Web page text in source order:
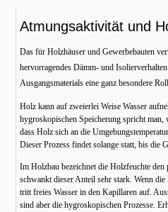
Atmungsaktivität und
Das für Holzhäuser und Gewerbebauten
hervorragendes Dämm- und
Ausgangsmaterials eine ganz besondere
Holz kann auf zweierlei Weise Wasser
hygroskopischen Speicherung spricht
dass Holz sich an die
Dieser Prozess findet solange statt, bis die
Im Holzbau bezeichnet die Holzfeuchte
schwankt dieser Anteil sehr stark. Wenn
tritt freies Wasser in den Kapillaren auf.
sind aber die hygroskopischen Prozesse.